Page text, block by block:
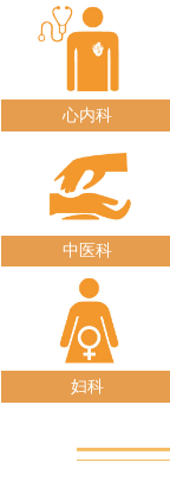
心内科
中医科
妇科